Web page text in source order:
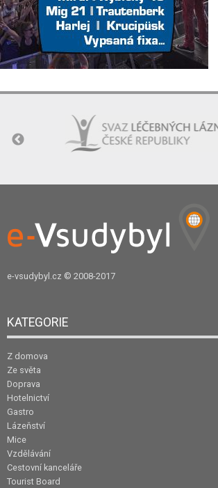
e-vsudybyl.cz © 2008-2017
KATEGORIE
Z domova
Ze světa
Doprava
Hotelnictví
Gastro
Lázeňství
Mice
Vzdělávání
Cestovní kanceláře
Tourist Board